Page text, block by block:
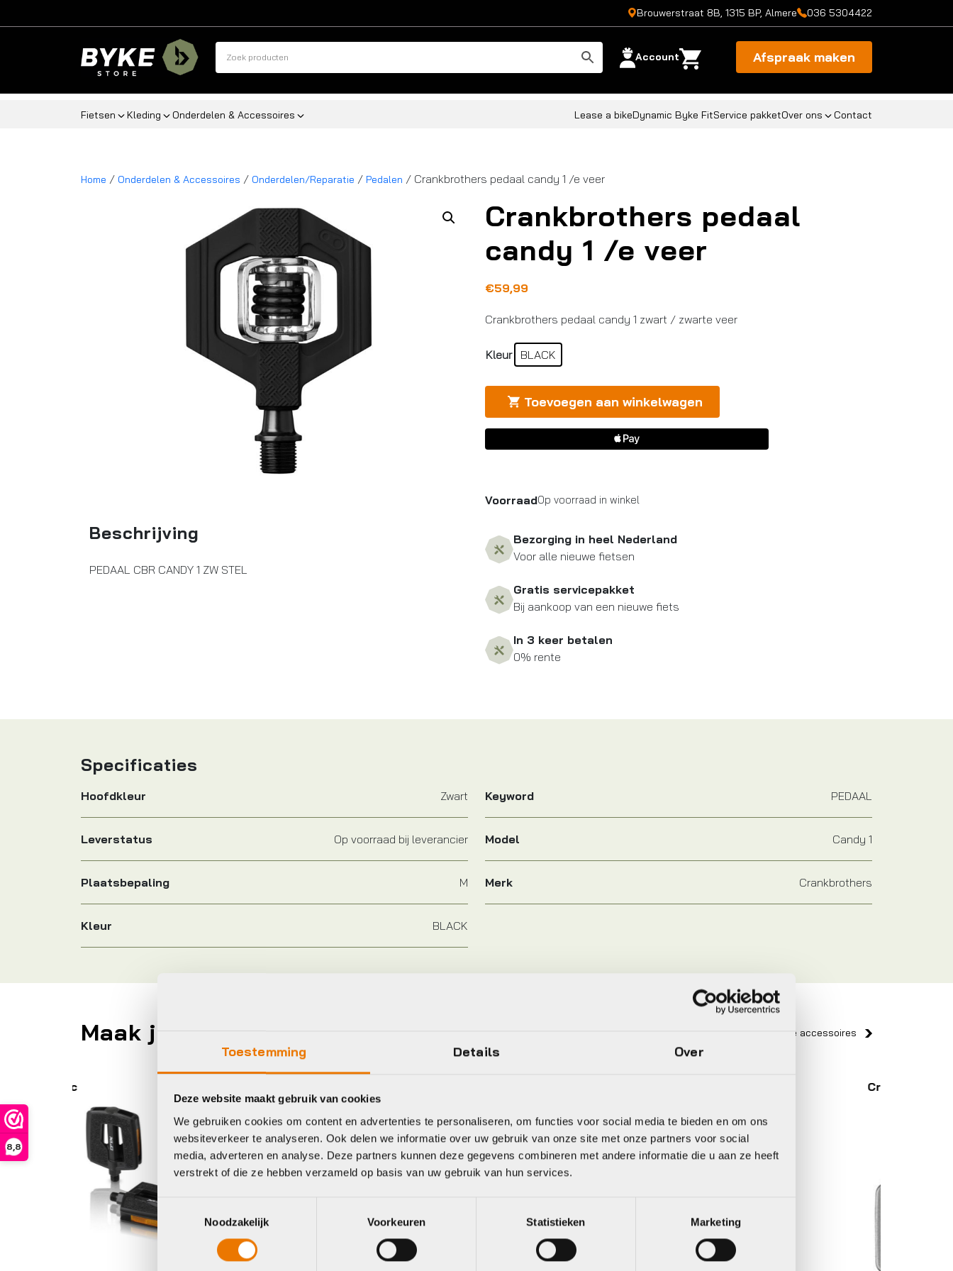
Toestemming Details Over
Deze website maakt gebruik van cookies
We gebruiken cookies om content en advertenties te personaliseren, om functies voor social media te bieden en om ons
websiteverkeer te analyseren. Ook delen we informatie over uw gebruik van onze site met onze partners voor social
media, adverteren en analyse. Deze partners kunnen deze gegevens combineren met andere informatie die u aan ze heeft
verstrekt of die ze hebben verzameld op basis van uw gebruik van hun services.
Toestemmingsselectie
Noodzakelijk
Voorkeuren Statistieken Marketing
8,8
Brouwerstraat 8B, 1315 BP, Almere 036 5304422
Account Afspraak maken
Fietsen Kleding Onderdelen & Accessoires Lease a bikeDynamic Byke FitService pakketOver ons Contact
Home / Onderdelen & Accessoires / Onderdelen/Reparatie / Pedalen / Crankbrothers pedaal candy 1 /e veer
Beschrijving
PEDAAL CBR CANDY 1 ZW STEL
Crankbrothers pedaal
candy 1 /e veer
€59,99
Crankbrothers pedaal candy 1 zwart / zwarte veer
Kleur BLACK
Toevoegen aan winkelwagen
VoorraadOp voorraad in winkel
Bezorging in heel Nederland
Voor alle nieuwe fietsen
Gratis servicepakket
Bij aankoop van een nieuwe fiets
In 3 keer betalen
0% rente
Specificaties
Hoofdkleur Zwart Keyword PEDAAL
Leverstatus Op voorraad bij leverancier Model Candy 1
Plaatsbepaling M Merk Crankbrothers
Kleur BLACK
Maak je fiets compleet Bekijk alle accessoires
Pedalen
Wahoo Speedplay